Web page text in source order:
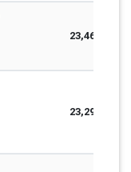
23,466,119
23,294,666